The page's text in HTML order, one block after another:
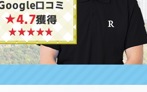
口コミ
★4.7獲得